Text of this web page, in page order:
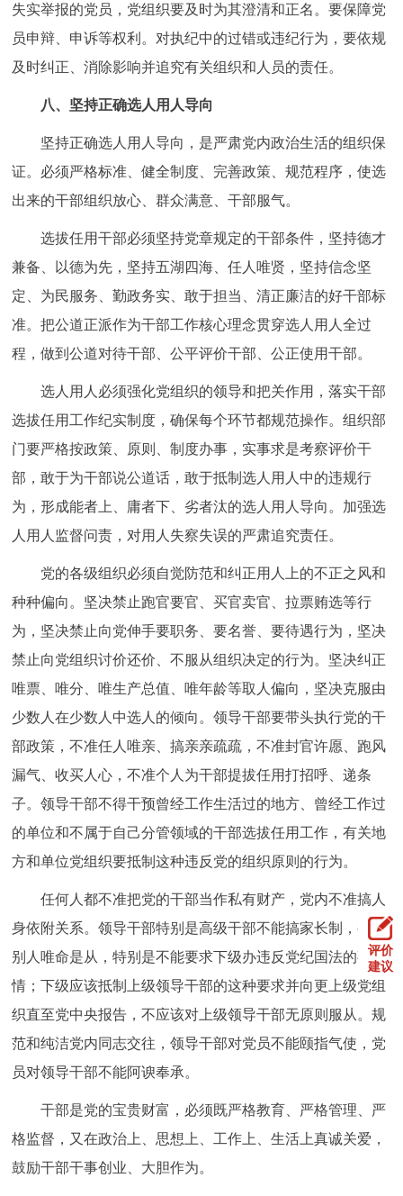
失实举报的党员，党组织要及时为其澄清和正名。要保障党
员申辩、申诉等权利。对执纪中的过错或违纪行为，要依规
及时纠正、消除影响并追究有关组织和人员的责任。
八、坚持正确选人用人导向
坚持正确选人用人导向，是严肃党内政治生活的组织保
证。必须严格标准、健全制度、完善政策、规范程序，使选
出来的干部组织放心、群众满意、干部服气。
选拔任用干部必须坚持党章规定的干部条件，坚持德才
兼备、以德为先，坚持五湖四海、任人唯贤，坚持信念坚
定、为民服务、勤政务实、敢于担当、清正廉洁的好干部标
准。把公道正派作为干部工作核心理念贯穿选人用人全过
程，做到公道对待干部、公平评价干部、公正使用干部。
选人用人必须强化党组织的领导和把关作用，落实干部
选拔任用工作纪实制度，确保每个环节都规范操作。组织部
门要严格按政策、原则、制度办事，实事求是考察评价干
部，敢于为干部说公道话，敢于抵制选人用人中的违规行
为，形成能者上、庸者下、劣者汰的选人用人导向。加强选
人用人监督问责，对用人失察失误的严肃追究责任。
党的各级组织必须自觉防范和纠正用人上的不正之风和
种种偏向。坚决禁止跑官要官、买官卖官、拉票贿选等行
为，坚决禁止向党伸手要职务、要名誉、要待遇行为，坚决
禁止向党组织讨价还价、不服从组织决定的行为。坚决纠正
唯票、唯分、唯生产总值、唯年龄等取人偏向，坚决克服由
少数人在少数人中选人的倾向。领导干部要带头执行党的干
部政策，不准任人唯亲、搞亲亲疏疏，不准封官许愿、跑风
漏气、收买人心，不准个人为干部提拔任用打招呼、递条
子。领导干部不得干预曾经工作生活过的地方、曾经工作过
的单位和不属于自己分管领域的干部选拔任用工作，有关地
方和单位党组织要抵制这种违反党的组织原则的行为。
任何人都不准把党的干部当作私有财产，党内不准搞人
身依附关系。领导干部特别是高级干部不能搞家长制，要求
别人唯命是从，特别是不能要求下级办违反党纪国法的事
情；下级应该抵制上级领导干部的这种要求并向更上级党组
织直至党中央报告，不应该对上级领导干部无原则服从。规
范和纯洁党内同志交往，领导干部对党员不能颐指气使，党
员对领导干部不能阿谀奉承。
干部是党的宝贵财富，必须既严格教育、严格管理、严
格监督，又在政治上、思想上、工作上、生活上真诚关爱，
鼓励干部干事创业、大胆作为。
评价
建议